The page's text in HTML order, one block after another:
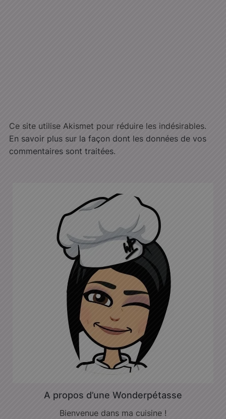
Ce site utilise Akismet pour réduire les indésirables.
En savoir plus sur la façon dont les données de vos
commentaires sont traitées.
A propos d’une Wonderpétasse
Bienvenue dans ma cuisine !